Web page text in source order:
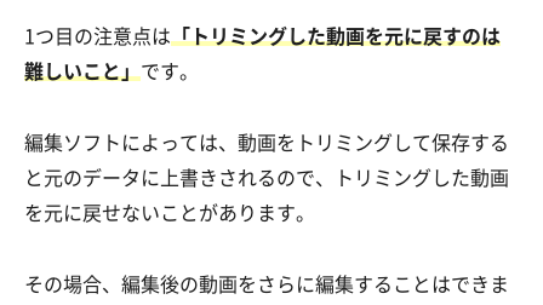
1つ目の注意点は 「トリミングした動画を元に戻すのは
難しいこと」 です。
編集ソフトによっては、動画をトリミングして保存する
と元のデータに上書きされるので、トリミングした動画
を元に戻せないことがあります。
その場合、編集後の動画をさらに編集することはできま